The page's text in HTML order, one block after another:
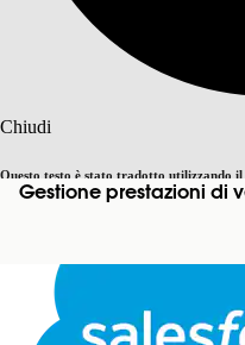
Chiudi
Questo testo è stato tradotto utilizzando
Ulteriori dettagli sono disponibili qui .
Chiudi Chiudi
Gestione prestazioni di